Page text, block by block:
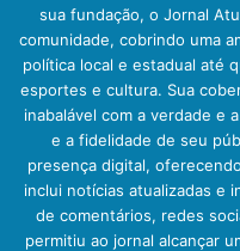
sua fundação, o Jornal
comunidade, cobrindo uma
política local e estadual até
esportes e cultura. Sua
inabalável com a verdade e
e a fidelidade de seu
presença digital,
inclui notícias atualizadas e
de comentários, redes
permitiu ao jornal alcançar